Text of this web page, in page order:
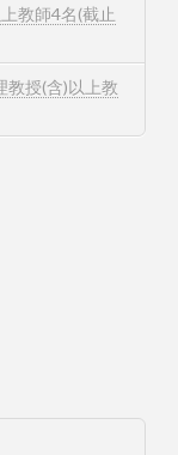
教師4名(截止
教授(含)以上教